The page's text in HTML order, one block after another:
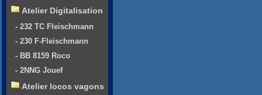
Atelier Digitalisation
- 232 TC Fleischmann
- 230 F-Fleischmann
- BB 8159 Roco
- 2NNG Jouef
Atelier locos vagons